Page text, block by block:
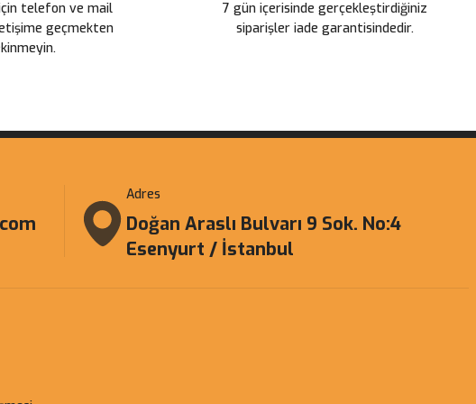
için telefon ve mail
geçmekten
7 gün içerisinde gerçekleştirdiğiniz
siparişler iade garantisindedir.
Adres
Doğan Araslı Bulvarı 9 Sok. No:4
Esenyurt / İstanbul